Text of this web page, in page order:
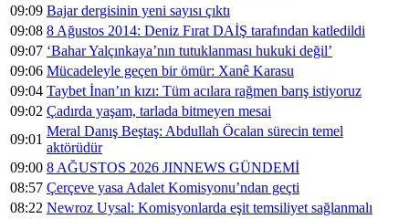
09:09 Bajar dergisinin yeni sayısı çıktı
09:08 8 Ağustos 2014: Deniz Fırat DAİŞ tarafından katledildi
09:07 ‘Bahar Yalçınkaya’nın tutuklanması hukuki değil’
09:06 Mücadeleyle geçen bir ömür: Xanê Karasu
09:04 Taybet İnan’ın kızı: Tüm acılara rağmen barış istiyoruz
09:02 Çadırda yaşam, tarlada bitmeyen mesai
09:01
Meral Danış Beştaş: Abdullah Öcalan sürecin temel
aktörüdür
09:00 8 AĞUSTOS 2026 JINNEWS GÜNDEMİ
08:57 Çerçeve yasa Adalet Komisyonu’ndan geçti
08:22 Newroz Uysal: Komisyonlarda eşit temsiliyet sağlanmalı